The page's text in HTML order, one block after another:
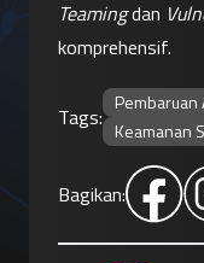
Teaming dan
komprehensif.
Tags:
Pembaruan
Keamanan
Bagikan: